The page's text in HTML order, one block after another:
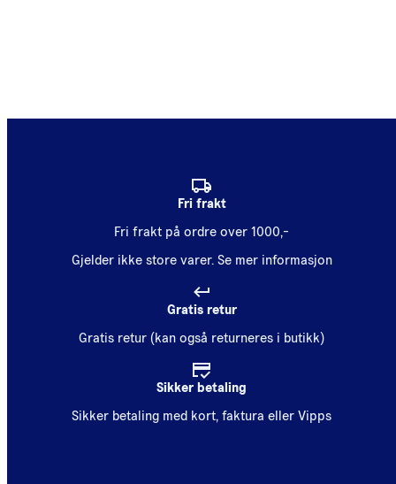
Fri frakt
Fri frakt på ordre over 1000,-
Gjelder ikke store varer. Se mer informasjon
Gratis retur
Gratis retur (kan også returneres i butikk)
Sikker betaling
Sikker betaling med kort, faktura eller Vipps